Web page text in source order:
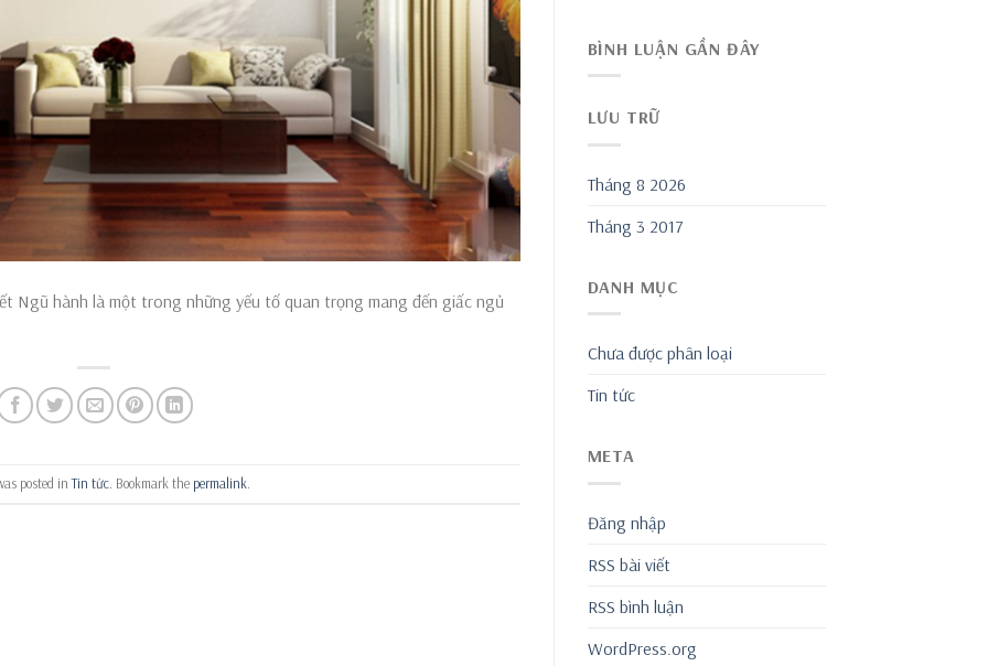
Ngũ hành là một trong những yếu tố quan trọng mang đến giấc ngủ
posted inTin tức. Bookmark the permalink
BÌNH LUẬN GẦN ĐÂY
LƯU TRỮ
Tháng 8 2026
Tháng 3 2017
DANH MỤC
Chưa được phân loại
Tin tức
META
Đăng nhập
RSS bài viết
RSS bình luận
WordPress.org